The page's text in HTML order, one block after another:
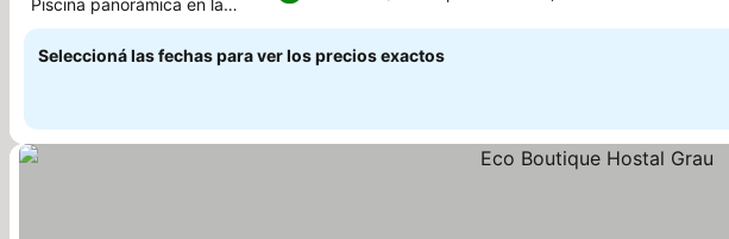
Piscina panorámica en la
azotea
Seleccioná las fechas para ver los precios exactos